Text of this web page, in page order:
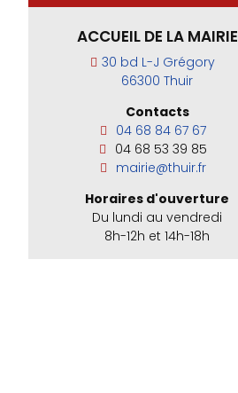
ACCUEIL DE LA MAIRIE
30 bd L-J Grégory
66300 Thuir
Contacts
04 68 84 67 67
04 68 53 39 85
mairie@thuir.fr
Horaires d'ouverture
Du lundi au vendredi
8h-12h et 14h-18h